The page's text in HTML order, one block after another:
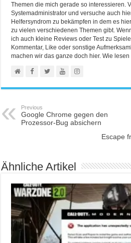
Themen die mich gerade so interessieren.
Systemadministrator und versuche auch
Helfersyndrom zu bekämpfen in dem es
zu vielen verschiedenen Themen gibt.
ich auch kleine Reviews oder Test zu
Kommentar, Like oder sonstige
machen wir das ganze doch hier. Wie
Previous
Google Chrome gegen den
Prozessor-Bug absichern
Escape
Ähnliche Artikel